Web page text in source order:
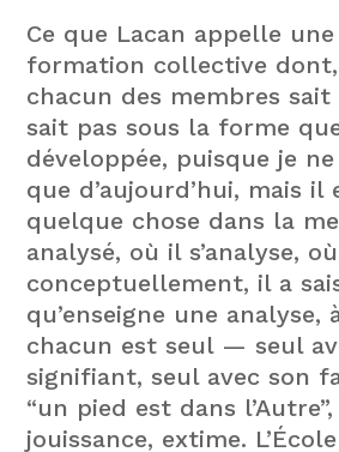
Ce que Lacan appelle
formation collective
chacun des membres
sait pas sous la forme
développée, puisque je
que d’aujourd’hui, mais il
quelque chose dans la
analysé, où il s’analyse,
conceptuellement, il a
qu’enseigne une analyse,
chacun est seul — seul
signifiant, seul avec son
“un pied est dans
jouissance, extime.